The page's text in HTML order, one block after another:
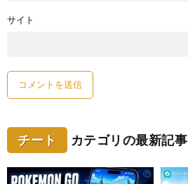
サイト
チート カテゴリの最新記事